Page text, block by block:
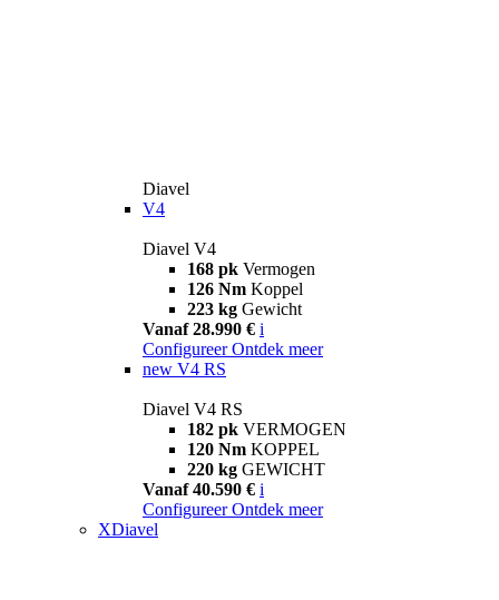
Diavel
V4
Diavel V4
168 pk Vermogen
126 Nm Koppel
223 kg Gewicht
Vanaf 28.990 € i
Configureer Ontdek meer
new V4 RS
Diavel V4 RS
182 pk VERMOGEN
120 Nm KOPPEL
220 kg GEWICHT
Vanaf 40.590 € i
Configureer Ontdek meer
XDiavel